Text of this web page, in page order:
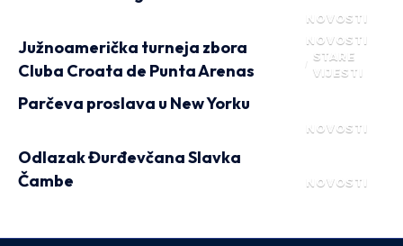
NOVOSTI
NOVOSTI
STARE
VIJESTI
Južnoamerička turneja zbora
Cluba Croata de Punta Arenas
NOVOSTI
Parčeva proslava u New Yorku
NOVOSTI
Odlazak Đurđevčana Slavka
Čambe